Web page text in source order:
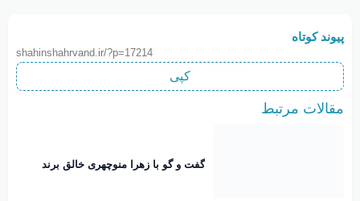
پیوند کوتاه
shahinshahrvand.ir/?p=17214
کپی
مقالات مرتبط
گفت و گو با زهرا منوچهری خالق برند